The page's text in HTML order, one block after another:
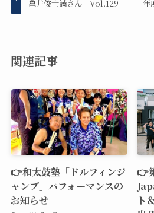
亀井俊士満さん Vol.129
年
関連記事
👉和太鼓塾「ドルフィンジ
ャンプ」パフォーマンスの
お知らせ
👉
ト